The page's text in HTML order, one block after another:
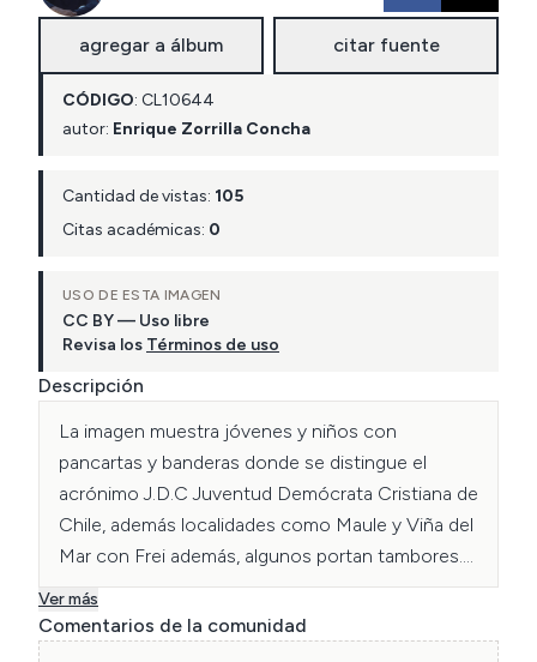
agregar a álbum citar fuente
CÓDIGO: CL10644
autor: Enrique Zorrilla Concha
Cantidad de vistas: 105
Citas académicas: 0
USO DE ESTA IMAGEN
CC BY — Uso libre
Revisa los Términos de uso
Descripción
La imagen muestra jóvenes y niños con
pancartas y banderas donde se distingue el
acrónimo J.D.C Juventud Demócrata Cristiana de
Chile, además localidades como Maule y Viña del
Mar con Frei además, algunos portan tambores.
Esto dentro de la llamada “Marcha de la Patria
Joven”, realizada entre el 21 de mayo de 1964
hasta el 21 de Junio de 1964 donde 300 mil
Ver más
Comentarios de la comunidad